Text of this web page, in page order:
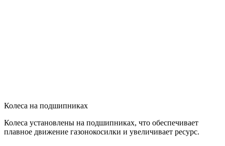
Колеса на подшипниках
Колеса установлены на подшипниках, что обеспечивает
плавное движение газонокосилки и увеличивает ресурс.